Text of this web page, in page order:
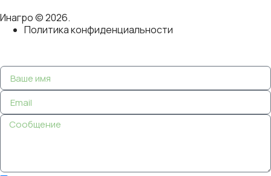
Инагро © 2026.
Политика конфиденциальности